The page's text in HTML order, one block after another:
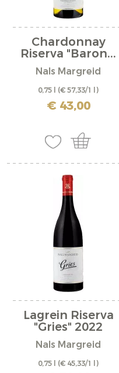
Chardonnay
Riserva "Baron...
Nals Margreid
0,75 l (€ 57,33/1 l)
inkl. MwSt. zzgl. Versandkosten
€ 43,00
Lagrein Riserva
"Gries" 2022
Nals Margreid
0,75 l (€ 45,33/1 l)